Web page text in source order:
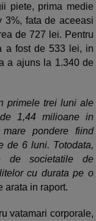
piete, prima medie
3%, fata de aceeasi
de 727 lei. Pentru
a fost de 533 lei, in
a ajuns la 1.340 de
primele trei luni ale
1,44 milioane in
pondere fiind
de 6 luni. Totodata,
de societatile de
cu durata pe o
arata in raport.
vatamari corporale,